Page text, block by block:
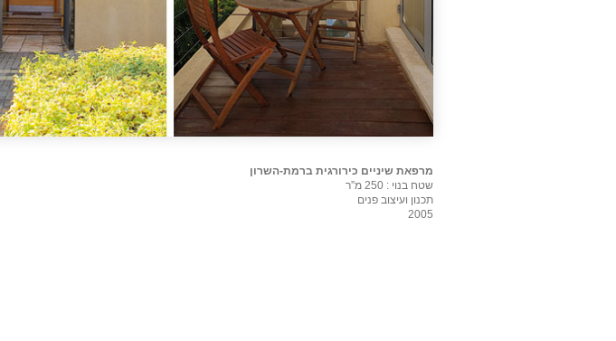
מרפאת שיניים כירורגית ברמת-השרון
שטח בנוי : 250 מ”ר
תכנון ועיצוב פנים
2005